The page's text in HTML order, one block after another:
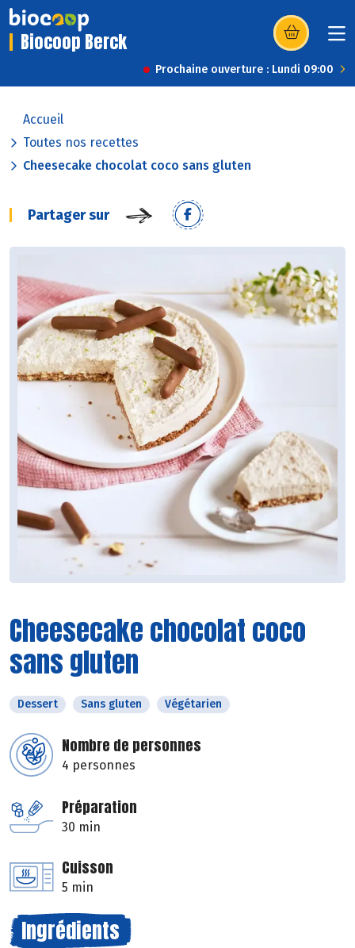
Biocoop Berck (s’ouvre dans
Prochaine ouverture : Lundi 09:00
Accueil
Toutes nos recettes
Cheesecake chocolat coco sans gluten
Partager sur
Cheesecake chocolat coco
sans gluten
Dessert Sans gluten Végétarien
Nombre de personnes
4 personnes
Préparation
30 min
Cuisson
5 min
Ingrédients